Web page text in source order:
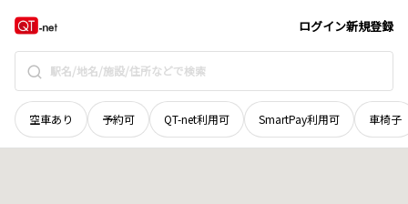
ログイン新規登録
空車あり 予約可 QT-net利用可 SmartPay利用可 車椅子
北海道